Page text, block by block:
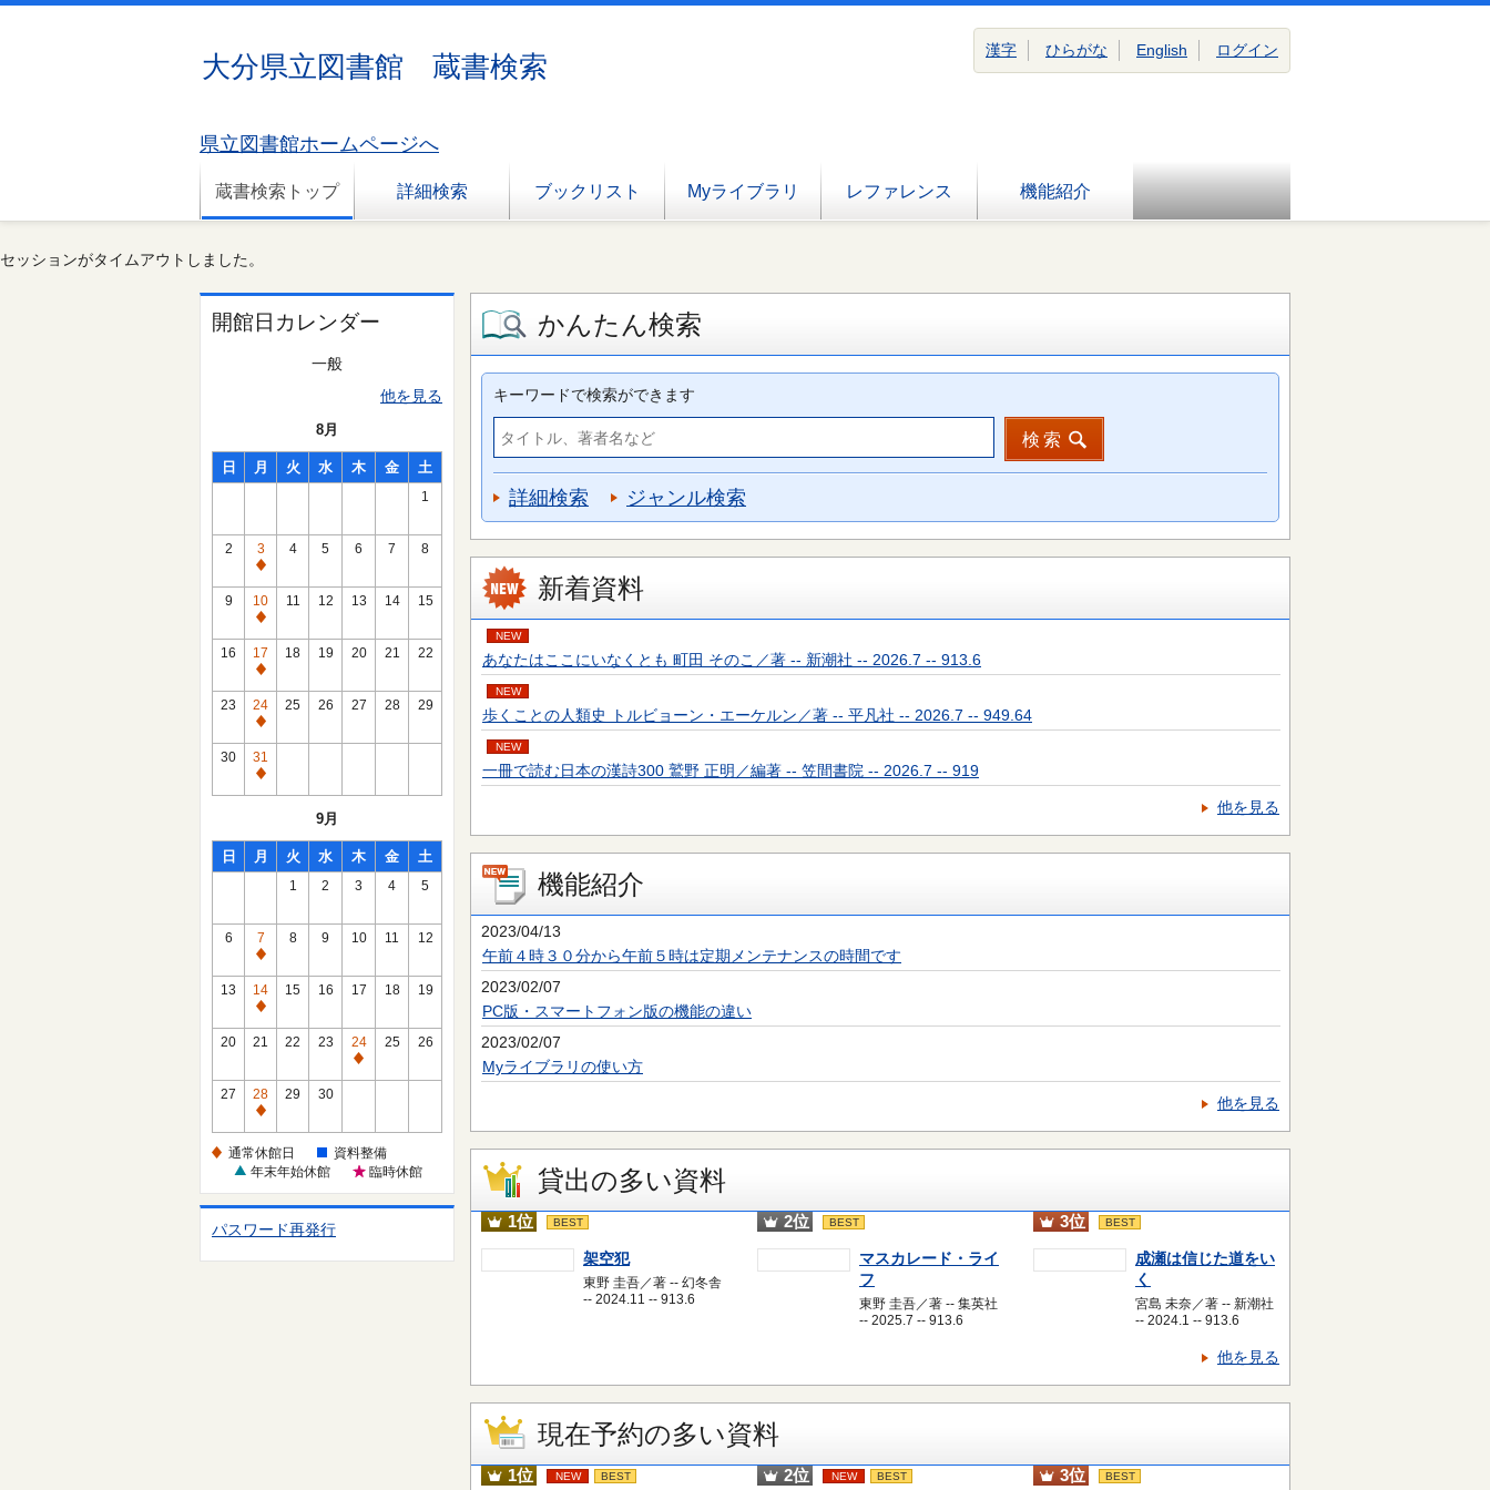
大分県立図書館 蔵書検索
県立図書館ホームページへ
蔵書検索トップ 詳細検索 ブックリスト Myライブラリ レファレンス 機能紹介
漢字 ひらがな English ログイン
セッションがタイムアウトしました。
開館日カレンダー
一般
他を見る
8月
日 月 火 水 木 金 土
1
2
3
通
常
休
館
日
4 5 6 7 8
9
10
通
常
休
館
日
11 12 13 14 15
16
17
通
常
休
館
日
18 19 20 21 22
23
24
通
常
休
館
25 26 27 28 29
30
31
通
館
日
9月
日 月 火 水 木 金 土
1 2 3 4 5
6
7
通
常
休
館
8 9 10 11 12
13
14
通
常
館
日
15 16 17 18 19
20 21 22 23
24
通
館
日
25 26
27
28
通
休
日
29 30
通常休館日
資料整備
年末年始休館
臨時休館
パスワード再発行
かんたん検索
キーワードで検索ができます
検索
詳細検索 ジャンル検索
新着資料
NEW
あなたはここにいなくとも 町田 そのこ／著 -- 新潮社 -- 2026.7 -- 913.6
NEW
歩くことの人類史 トルビョーン・エーケルン／著 -- 平凡社 -- 2026.7 -- 949.64
NEW
一冊で読む日本の漢詩300 鷲野 正明／編著 -- 笠間書院 -- 2026.7 -- 919
他を見る
機能紹介
2023/04/13
午前４時３０分から午前５時は定期メンテナンスの時間です
2023/02/07
PC版・スマートフォン版の機能の違い
2023/02/07
Myライブラリの使い方
他を見る
貸出の多い資料
1位 BEST
架空犯
東野 圭吾／著 -- 幻冬舎
-- 2024.11 -- 913.6
2位 BEST
マスカレード・ライ
フ
東野 圭吾／著 -- 集英社
-- 2025.7 -- 913.6
3位 BEST
成瀬は信じた道をい
く
宮島 未奈／著 -- 新潮社
-- 2024.1 -- 913.6
他を見る
現在予約の多い資料
1位 NEW BEST 2位 NEW BEST 3位 BEST